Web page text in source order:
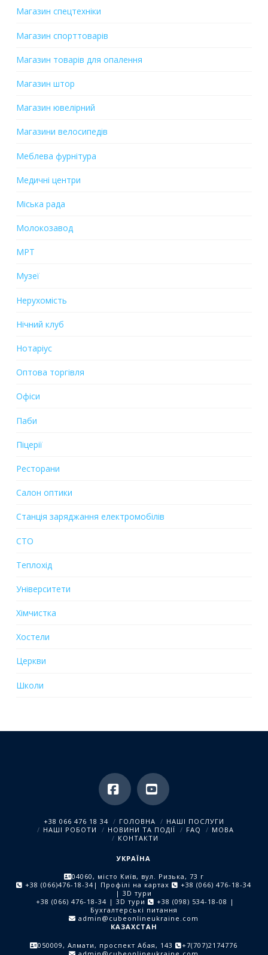
Магазин спецтехніки
Магазин спорттоварів
Магазин товарів для опалення
Магазин штор
Магазин ювелірний
Магазини велосипедів
Меблева фурнітура
Медичні центри
Міська рада
Молокозавод
МРТ
Музеї
Нерухомість
Нічний клуб
Нотаріус
Оптова торгівля
Офіси
Паби
Піцерії
Ресторани
Салон оптики
Станція заряджання електромобілів
СТО
Теплохід
Університети
Хiмчистка
Хостели
Церкви
Школи
FacebookYouTube
+38 066 476 18 34 ГОЛОВНА
НАШІ ПОСЛУГИ
НАШІ РОБОТИ
НОВИНИ ТА ПОДІЇ FAQ
МОВА
КОНТАКТИ
УКРАЇНА
04060, місто Київ, вул. Ризька, 73 г
+38 (066)476-18-34 | Профілі на картах
+38 (066) 476-18-34
| 3D тури
+38 (066) 476-18-34 | 3D тури +38 (098) 534-18-08 |
Бухгалтерські питання
admin@cubeonlineukraine.com
КАЗАХСТАН
050009, Алмати, проспект Абая, 143
+7(707)2174776